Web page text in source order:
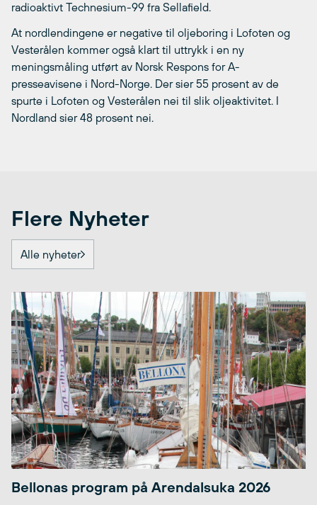
radioaktivt Technesium-99 fra Sellafield.
At nordlendingene er negative til oljeboring i Lofoten og
Vesterålen kommer også klart til uttrykk i en ny
meningsmåling utført av Norsk Respons for A-
presseavisene i Nord-Norge. Der sier 55 prosent av de
spurte i Lofoten og Vesterålen nei til slik oljeaktivitet. I
Nordland sier 48 prosent nei.
Flere Nyheter
Alle nyheter
Bellonas program på Arendalsuka 2026